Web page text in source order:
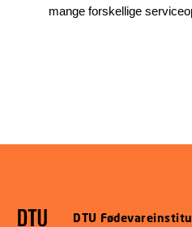
mange forskellige
DTU